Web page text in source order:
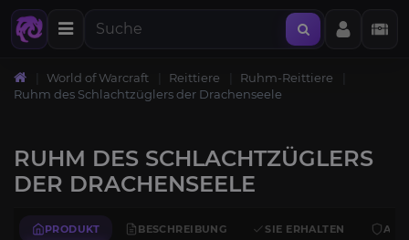
World of Warcraft Reittiere
Ruhm-Reittiere
Ruhm des Schlachtzüglers der Drachenseele
RUHM DES SCHLACHTZÜGLERS
DER DRACHENSEELE
PRODUKT BESCHREIBUNG SIE ERHALTEN